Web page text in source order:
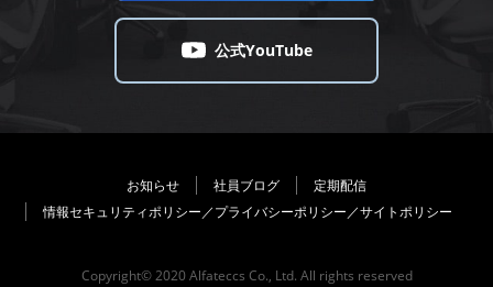
公式YouTube
お知らせ 社員ブログ
定期配信
情報セキュリティポリシー／プライバシーポリシー／サイトポリシー
Copyright© 2020 Alfateccs Co., Ltd. All rights reserved